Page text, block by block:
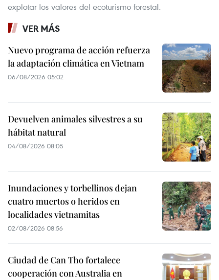
explotar los valores del ecoturismo forestal.
VER MÁS
Nuevo programa de acción refuerza
la adaptación climática en Vietnam
06/08/2026 05:02
Devuelven animales silvestres a su
hábitat natural
04/08/2026 08:05
Inundaciones y torbellinos dejan
cuatro muertos o heridos en
localidades vietnamitas
02/08/2026 08:56
Ciudad de Can Tho fortalece
cooperación con Australia en